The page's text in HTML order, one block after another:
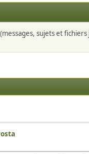
sujets et